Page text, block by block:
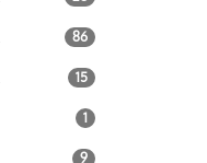
86
15
1
9